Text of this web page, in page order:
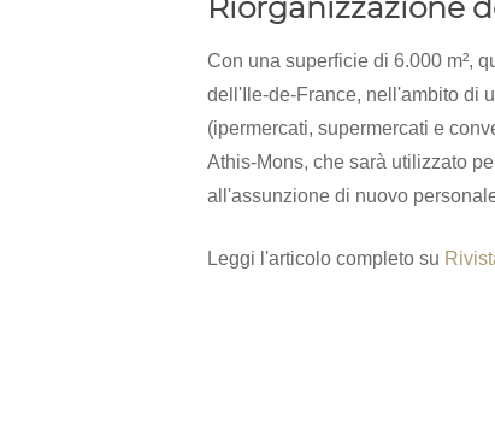
Riorganizzazione
Con una superficie di 6.000 m²,
dell'Ile-de-France, nell'ambito di
(ipermercati, supermercati e
Athis-Mons, che sarà utilizzato
all'assunzione di nuovo
Leggi l'articolo completo su